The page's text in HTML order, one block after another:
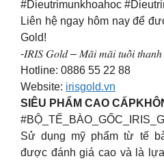
#Dieutrimunkhoahoc
Liên hệ ngay hôm nay để
Gold!
-𝐼𝑅𝐼𝑆 𝐺𝑜𝑙𝑑 – 𝑀𝑎̃𝑖 𝑚𝑎̃𝑖 𝑡𝑢𝑜̂̉𝑖
Hotline: 0886 55 22 88
Website: irisgold.vn
SIÊU PHẨM CAO
Sử dụng mỹ phẩm từ tế
được đánh giá cao và là